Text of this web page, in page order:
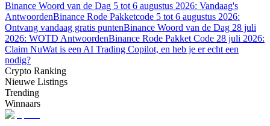
Verdienen
Binance Woord van de Dag 5 tot 6 augustus 2026: Vandaag's
AntwoordenBinance Rode Pakketcode 5 tot 6 augustus 2026:
Ontvang vandaag gratis puntenBinance Woord van de Dag 28 juli
2026: WOTD AntwoordenBinance Rode Pakket Code 28 juli 2026:
Claim NuWat is een AI Trading Copilot, en heb je er echt een
nodig?
Crypto Ranking
Nieuwe Listings
Trending
Winnaars